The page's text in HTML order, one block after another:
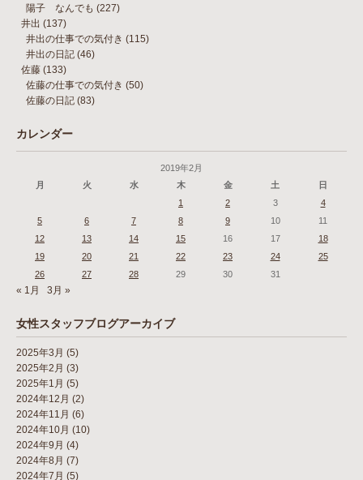
陽子 なんでも (227)
井出 (137)
井出の仕事での気付き (115)
井出の日記 (46)
佐藤 (133)
佐藤の仕事での気付き (50)
佐藤の日記 (83)
カレンダー
2019年2月
月
火 水 木 金 土
日
1
2 3
4
5
6 7 8 9 10
11
12
13 14 15 16 17
18
19
20 21 22 23 24
25
26
27 28 29 30 31
« 1月 3月 »
女性スタッフブログアーカイブ
2025年3月 (5)
2025年2月 (3)
2025年1月 (5)
2024年12月 (2)
2024年11月 (6)
2024年10月 (10)
2024年9月 (4)
2024年8月 (7)
2024年7月 (5)